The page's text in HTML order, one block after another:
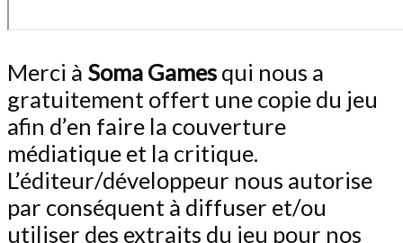
Merci à Soma Games qui nous a
gratuitement offert une copie du jeu
afin d’en faire la couverture
médiatique et la critique.
L’éditeur/développeur nous autorise
par conséquent à diffuser et/ou
utiliser des extraits du jeu pour nos